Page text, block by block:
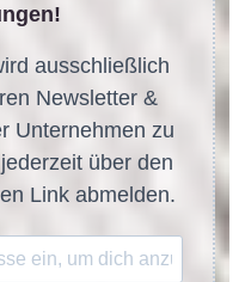
ausschließlich
Newsletter &
Unternehmen zu
über den
Link abmelden.